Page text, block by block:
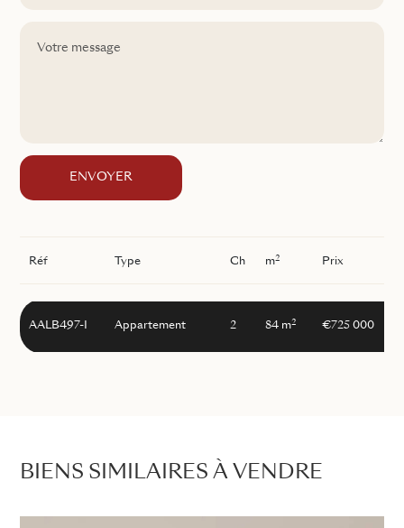
ENVOYER
Réf Type Ch m2 Prix
AALB497-I Appartement 2 84 m2 €725 000
BIENS SIMILAIRES À VENDRE